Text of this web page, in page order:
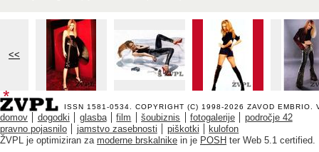
<<
ISSN 1581-0534. COPYRIGHT (C) 1998-2026 ZAVOD EMBRIO .
domov dogodki glasba film šoubiznis fotogalerije
področje 42
pravno pojasnilo
jamstvo zasebnosti piškotki
kulofon
ŽVPL je optimiziran za moderne brskalnike in je POSH ter Web 5.1 certified.